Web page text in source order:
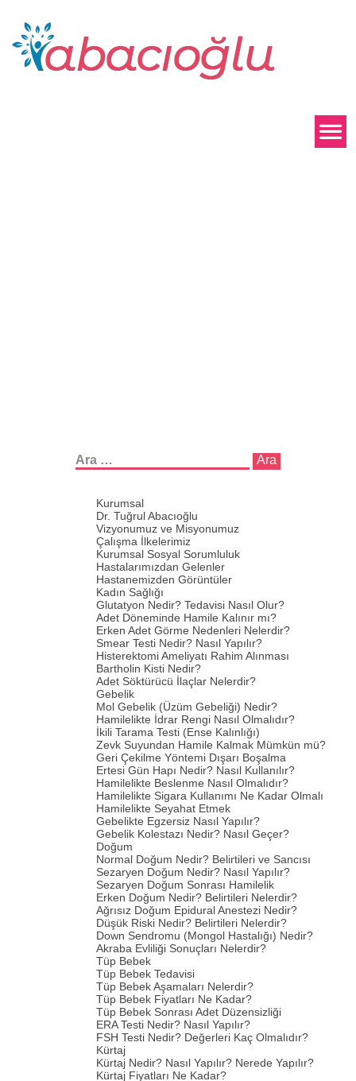
Arama:
Kurumsal
Dr. Tuğrul Abacıoğlu
Vizyonumuz ve Misyonumuz
Çalışma İlkelerimiz
Kurumsal Sosyal Sorumluluk
Hastalarımızdan Gelenler
Hastanemizden Görüntüler
Kadın Sağlığı
Glutatyon Nedir? Tedavisi Nasıl Olur?
Adet Döneminde Hamile Kalınır mı?
Erken Adet Görme Nedenleri Nelerdir?
Smear Testi Nedir? Nasıl Yapılır?
Histerektomi Ameliyatı Rahim Alınması
Bartholin Kisti Nedir?
Adet Söktürücü İlaçlar Nelerdir?
Gebelik
Mol Gebelik (Üzüm Gebeliği) Nedir?
Hamilelikte İdrar Rengi Nasıl Olmalıdır?
İkili Tarama Testi (Ense Kalınlığı)
Zevk Suyundan Hamile Kalmak Mümkün mü?
Geri Çekilme Yöntemi Dışarı Boşalma
Ertesi Gün Hapı Nedir? Nasıl Kullanılır?
Hamilelikte Beslenme Nasıl Olmalıdır?
Hamilelikte Sigara Kullanımı Ne Kadar Olmalı
Hamilelikte Seyahat Etmek
Gebelikte Egzersiz Nasıl Yapılır?
Gebelik Kolestazı Nedir? Nasıl Geçer?
Doğum
Normal Doğum Nedir? Belirtileri ve Sancısı
Sezaryen Doğum Nedir? Nasıl Yapılır?
Sezaryen Doğum Sonrası Hamilelik
Erken Doğum Nedir? Belirtileri Nelerdir?
Ağrısız Doğum Epidural Anestezi Nedir?
Düşük Riski Nedir? Belirtileri Nelerdir?
Down Sendromu (Mongol Hastalığı) Nedir?
Akraba Evliliği Sonuçları Nelerdir?
Tüp Bebek
Tüp Bebek Tedavisi
Tüp Bebek Aşamaları Nelerdir?
Tüp Bebek Fiyatları Ne Kadar?
Tüp Bebek Sonrası Adet Düzensizliği
ERA Testi Nedir? Nasıl Yapılır?
FSH Testi Nedir? Değerleri Kaç Olmalıdır?
Kürtaj
Kürtaj Nedir? Nasıl Yapılır? Nerede Yapılır?
Kürtaj Fiyatları Ne Kadar?